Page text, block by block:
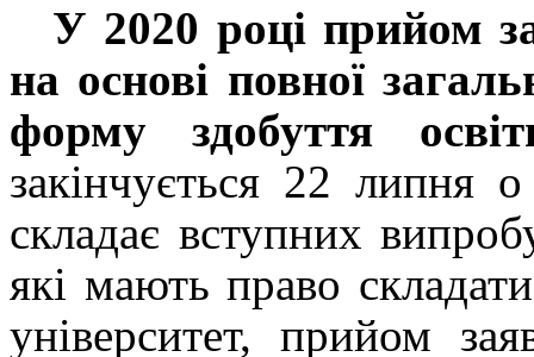
У 2020 році прийом
на основі повної
форму здобуття
закінчується 22 липня
складає вступних
які мають право
університет, прийом